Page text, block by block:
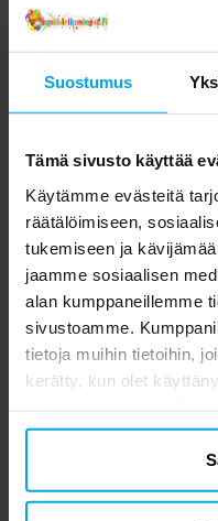
Suostumus
Tämä sivusto käyttää
Käytämme evästeitä
räätälöimiseen,
tukemiseen ja
jaamme sosiaalisen
alan kumppaneillemme
sivustoamme.
tietoja muihin tietoihin,
kerätty, kun olet